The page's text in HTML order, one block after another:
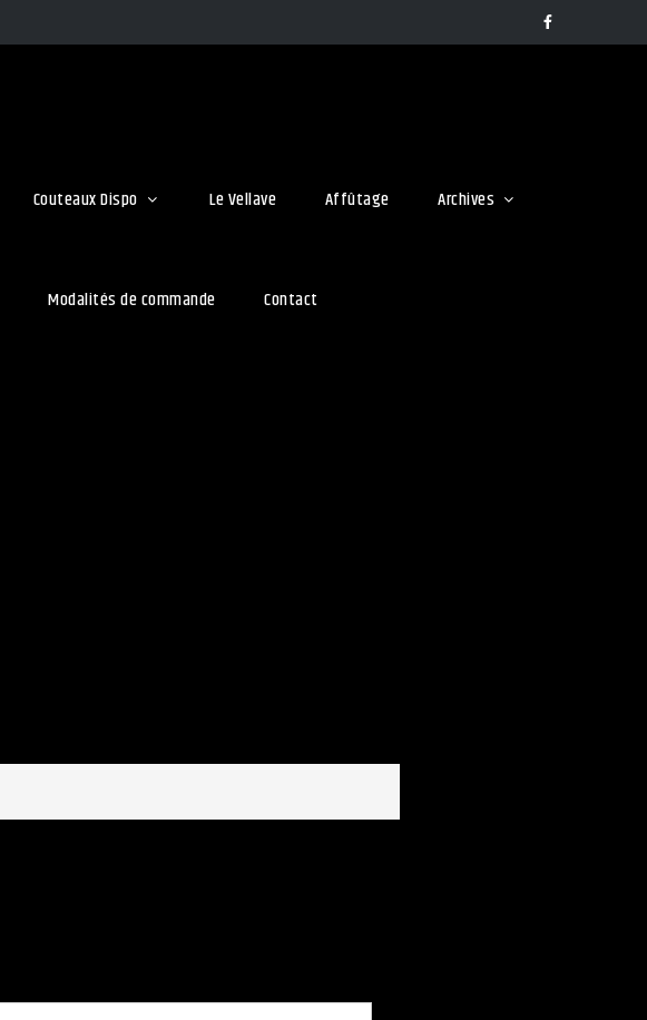
Facebook
Couteaux Dispo Le Vellave Affûtage Archives
Modalités de commande Contact